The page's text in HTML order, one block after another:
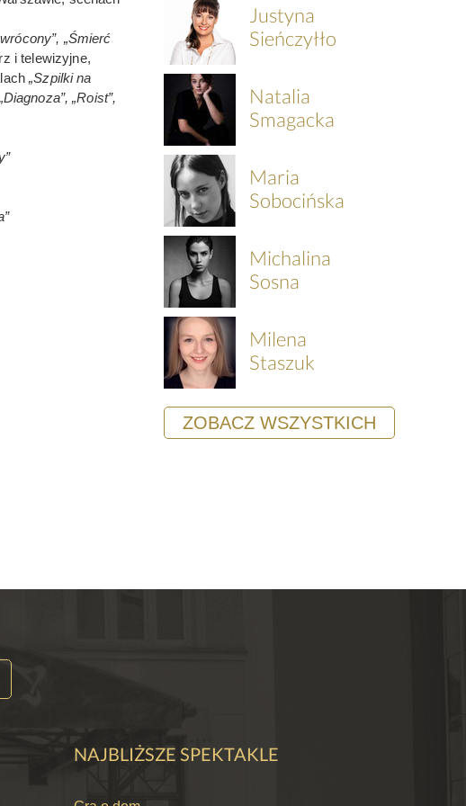
„Śmierć
i telewizyjne,
„Szpilki na
„Roist”,
Justyna
Sieńczyłło
Natalia
Smagacka
Maria
Sobocińska
Michalina
Sosna
Milena
Staszuk
ZOBACZ WSZYSTKICH
NAJBLIŻSZE SPEKTAKLE